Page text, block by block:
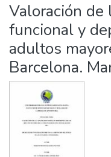
Valoración de
funcional y
adultos
Barcelona.